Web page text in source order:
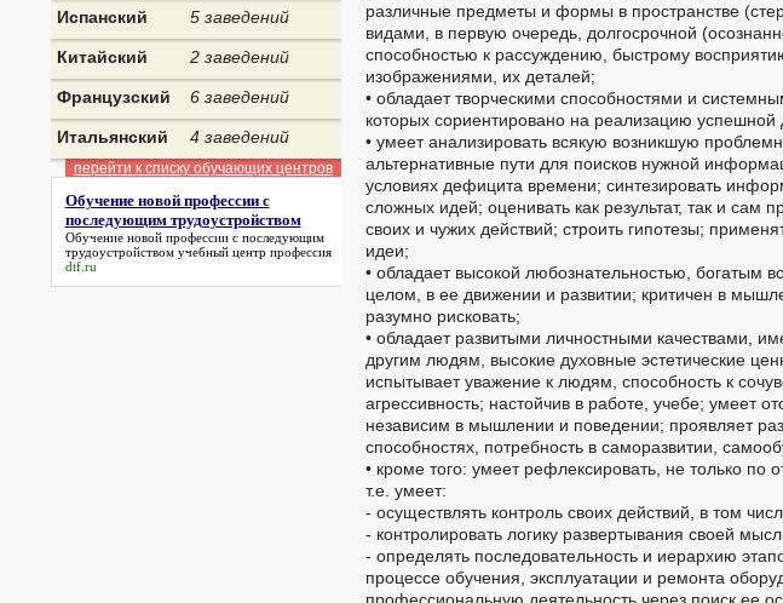
различные предметы и формы в пространстве
видами, в первую очередь, долгосрочной
способностью к рассуждению, быстрому
изображениями, их деталей;
• обладает творческими способностями и
которых сориентировано на реализацию
• умеет анализировать всякую возникшую
альтернативные пути для поисков нужной
условиях дефицита времени; синтезировать
сложных идей; оценивать как результат, так и сам
своих и чужих действий; строить гипотезы;
идеи;
• обладает высокой любознательностью, богатым
целом, в ее движении и развитии; критичен в
разумно рисковать;
• обладает развитыми личностными качествами,
другим людям, высокие духовные эстетические
испытывает уважение к людям, способность к
агрессивность; настойчив в работе, учебе; умеет
независим в мышлении и поведении; проявляет
способностях, потребность в саморазвитии,
• кроме того: умеет рефлексировать, не только
т.е. умеет:
- осуществлять контроль своих действий, в том
- контролировать логику развертывания своей
- определять последовательность и иерархию
процессе обучения, эксплуатации и ремонта
Испанский 5 заведений
Китайский 2 заведений
Французский 6 заведений
Итальянский 4 заведений
перейти к списку обучающих центров
Обучение новой профессии с
последующим трудоустройством
Обучение новой профессии с последующим
трудоустройствомучебный центр профессия
dtf.ru